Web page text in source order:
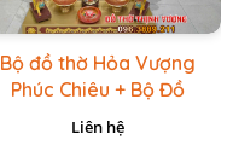
Bộ đồ thờ Hỏa Vượng
Phúc Chiêu + Bộ Đồ
Thờ Đá Đỏ Bọc Đồng
Cao cấp
Liên hệ